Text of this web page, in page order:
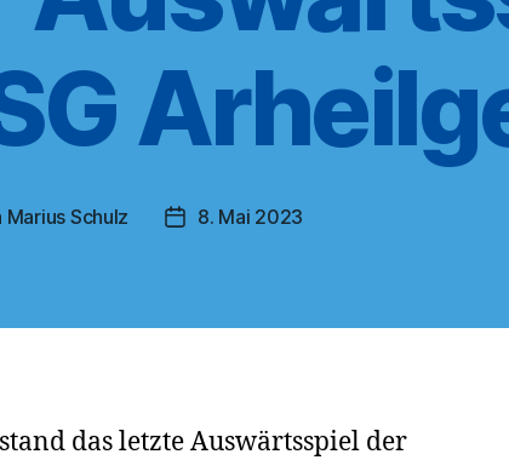
Marius Schulz Veröffentlichungsdatum
8. Mai 2023
das letzte Auswärtsspiel der